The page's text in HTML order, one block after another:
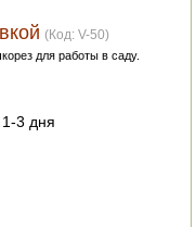
(Код:V-50)
для работы в саду.
1-3 дня